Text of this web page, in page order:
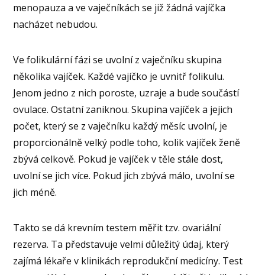
menopauza a ve vaječníkách se již žádná vajíčka
nacházet nebudou.
Ve folikulární fázi se uvolní z vaječníku skupina
několika vajíček. Každé vajíčko je uvnitř folikulu.
Jenom jedno z nich poroste, uzraje a bude součástí
ovulace. Ostatní zaniknou. Skupina vajíček a jejich
počet, který se z vaječníku každý měsíc uvolní, je
proporcionálně velký podle toho, kolik vajíček ženě
zbývá celkově. Pokud je vajíček v těle stále dost,
uvolní se jich více. Pokud jich zbývá málo, uvolní se
jich méně.
Takto se dá krevním testem měřit tzv. ovariální
rezerva. Ta představuje velmi důležitý údaj, který
zajímá lékaře v klinikách reprodukční medicíny. Test